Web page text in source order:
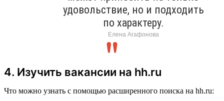
удовольствие, но и подходить
по характеру.
Елена Агафонова
4. Изучить вакансии на hh.ru
Что можно узнать с помощью расширенного поиска на hh.ru: